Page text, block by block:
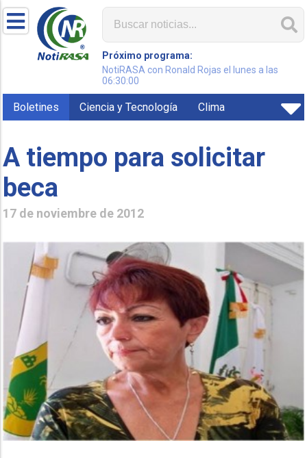
Próximo programa:
NotiRASA con Ronald Rojas el lunes a las
06:30:00
Boletines Ciencia y Tecnología Clima
A tiempo para solicitar
beca
17 de noviembre de 2012